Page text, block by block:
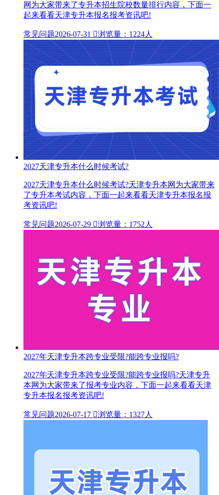
网为大家带来了专升本招生院校数量排行内容，下面一
起来看看天津专升本报名报考资讯吧!
常见问题2026-07-31 浏览量：1224人
2027天津专升本什么时候考试?
2027天津专升本什么时候考试?天津专升本网为大家带来
了专升本考试内容，下面一起来看看天津专升本报名报
考资讯吧!
常见问题2026-07-29 浏览量：1752人
2027年天津专升本跨专业受限?能跨专业报吗?
2027年天津专升本跨专业受限?能跨专业报吗?天津专升
本网为大家带来了报考专业内容，下面一起来看看天津
专升本报名报考资讯吧!
常见问题2026-07-17 浏览量：1327人